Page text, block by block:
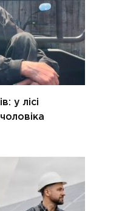
у лісі